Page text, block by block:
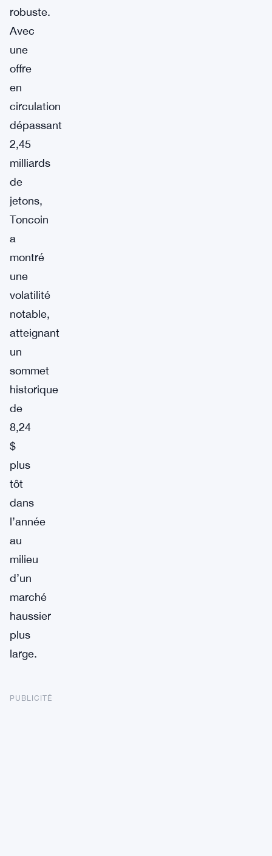
robuste.
Avec
une
offre
en
circulation
dépassant
2,45
milliards
de
jetons,
Toncoin
a
montré
une
volatilité
notable,
atteignant
un
sommet
historique
de
8,24
$
plus
tôt
dans
l’année
au
milieu
d’un
marché
haussier
plus
large.
PUBLICITÉ